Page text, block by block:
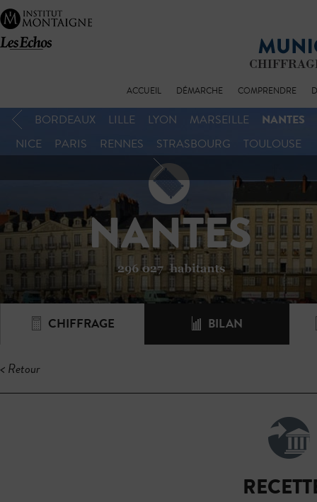
ACCUEIL DÉMARCHE COMPRENDRE
BORDEAUX LILLE LYON MARSEILLE NANTES
NICE PARIS RENNES STRASBOURG TOULOUSE
CHIFFRAGE BILAN
< Retour